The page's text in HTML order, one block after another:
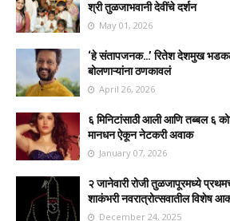
श्री तुळजाभवानी देवींचे दर्शन
May 01, 2026
‘हे संतापजनक…’ रितेश देशमुख
बोलणाऱ्यांना ठणकावलं
April 26, 2026
६ मिनिटांसाठी आली आणि तब्बल ६
मानधन ऐकून नेटकरी अवाक
January 07, 2026
२ जानेवारी रोजी तुळजापूरमध्ये
शाकंभरी नवरात्रोत्सवातील विशेष
December 24, 2025